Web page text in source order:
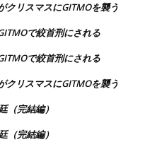
クリスマスにGITMOを襲う
で絞首刑にされる
で絞首刑にされる
クリスマスにGITMOを襲う
（完結編）
（完結編）